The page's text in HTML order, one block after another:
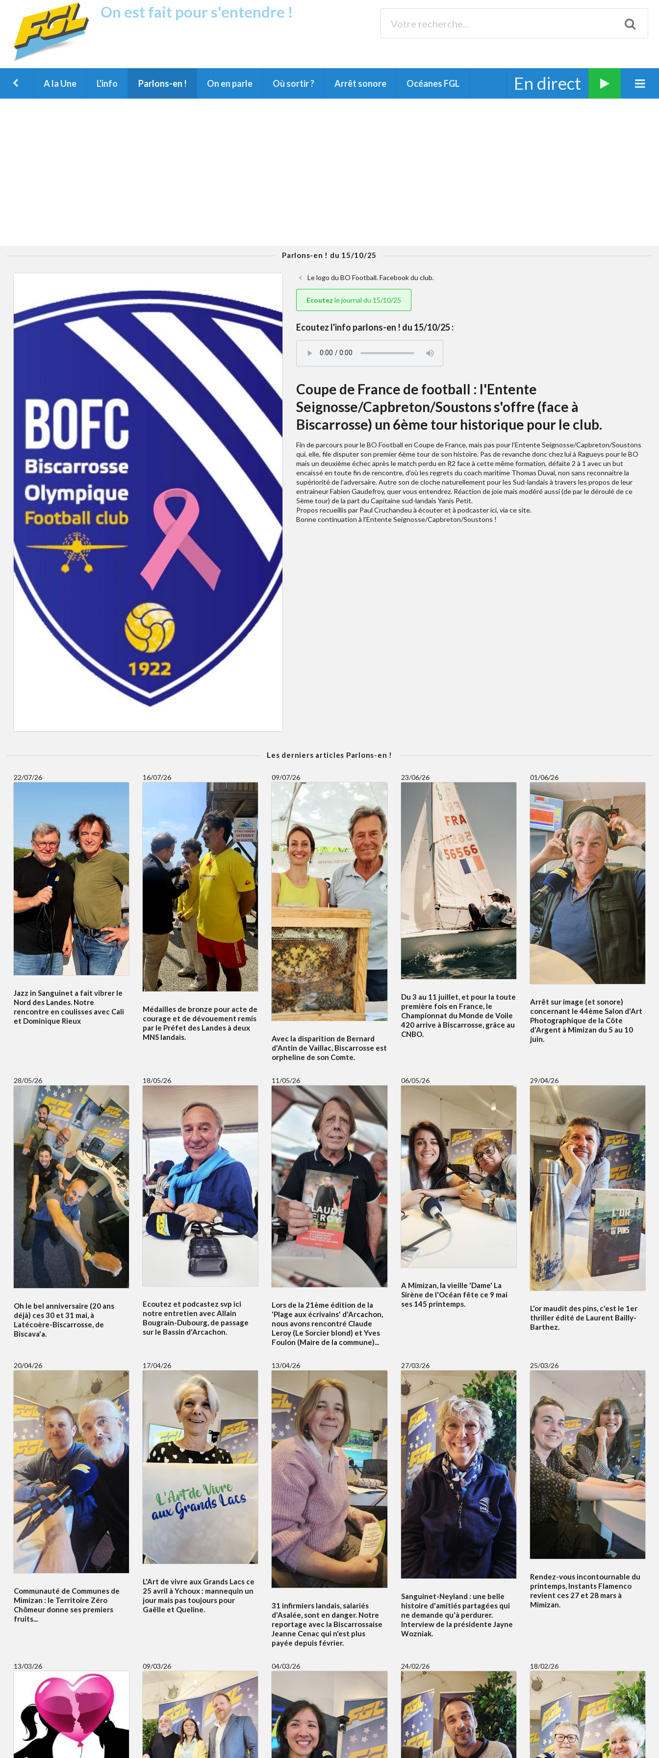
On est fait pour s'entendre !
A la Une L'info Parlons-en ! On en parle Où sortir ? Arrêt sonore Océanes FGL En direct
Parlons-en ! du 15/10/25
Le logo du BO Football. Facebook du club.
Ecoutez le journal du 15/10/25
Ecoutez l'info parlons-en ! du 15/10/25 :
Coupe de France de football : l'Entente
Seignosse/Capbreton/Soustons s'offre (face à
Biscarrosse) un 6ème tour historique pour le club.
Fin de parcours pour le BO Football en Coupe de France, mais pas pour l’Entente Seignosse/Capbreton/Soustons
qui, elle, file disputer son premier 6ème tour de son histoire. Pas de revanche donc chez lui à Ragueys pour le BO
mais un deuxième échec après le match perdu en R2 face à cette même formation, défaite 2 à 1 avec un but
encaissé en toute fin de rencontre, d’où les regrets du coach maritime Thomas Duval, non sans reconnaitre la
supériorité de l’adversaire. Autre son de cloche naturellement pour les Sud-landais à travers les propos de leur
entraineur Fabien Gaudefroy, quer vous entendrez. Réaction de joie mais modéré aussi (de par le déroulé de ce
5ème tour) de la part du Capitaine sud-landais Yanis Petit.
Propos recueillis par Paul Cruchandeu à écouter et à podcaster ici, via ce site.
Bonne continuation à l’Entente Seignosse/Capbreton/Soustons !
Les derniers articles Parlons-en !
22/07/26
Jazz in Sanguinet a fait vibrer le
Nord des Landes. Notre
rencontre en coulisses avec Cali
et Dominique Rieux
16/07/26
Médailles de bronze pour acte de
courage et de dévouement remis
par le Préfet des Landes à deux
MNS landais.
09/07/26
Avec la disparition de Bernard
d'Antin de Vaillac, Biscarrosse est
orpheline de son Comte.
23/06/26
Du 3 au 11 juillet, et pour la toute
première fois en France, le
Championnat du Monde de Voile
420 arrive à Biscarrosse, grâce au
CNBO.
01/06/26
Arrêt sur image (et sonore)
concernant le 44ème Salon d'Art
Photographique de la Côte
d'Argent à Mimizan du 5 au 10
juin.
28/05/26
Oh le bel anniversaire (20 ans
déjà) ces 30 et 31 mai, à
Latécoère-Biscarrosse, de
Biscava'a.
18/05/26
Ecoutez et podcastez svp ici
notre entretien avec Allain
Bougrain-Dubourg, de passage
sur le Bassin d'Arcachon.
11/05/26
Lors de la 21ème édition de la
'Plage aux écrivains' d'Arcachon,
nous avons rencontré Claude
Leroy (Le Sorcier blond) et Yves
Foulon (Maire de la commune)...
06/05/26
A Mimizan, la vieille 'Dame' La
Sirène de l'Océan fête ce 9 mai
ses 145 printemps.
29/04/26
L'or maudit des pins, c'est le 1er
thriller édité de Laurent Bailly-
Barthez.
20/04/26
Communauté de Communes de
Mimizan : le Territoire Zéro
Chômeur donne ses premiers
fruits...
17/04/26
L'Art de vivre aux Grands Lacs ce
25 avril à Ychoux : mannequin un
jour mais pas toujours pour
Gaëlle et Queline.
13/04/26
31 infirmiers landais, salariés
d'Asalée, sont en danger. Notre
reportage avec la Biscarrossaise
Jeanne Cenac qui n'est plus
payée depuis février.
27/03/26
Sanguinet-Neyland : une belle
histoire d'amitiés partagées qui
ne demande qu'à perdurer.
Interview de la présidente Jayne
Wozniak.
25/03/26
Rendez-vous incontournable du
printemps, Instants Flamenco
revient ces 27 et 28 mars à
Mimizan.
13/03/26 09/03/26 04/03/26 24/02/26 18/02/26